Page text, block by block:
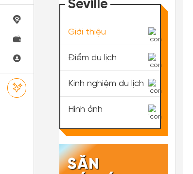
Seville
Giới thiệu
Điểm du lịch
Kinh nghiệm du lịch
Hình ảnh